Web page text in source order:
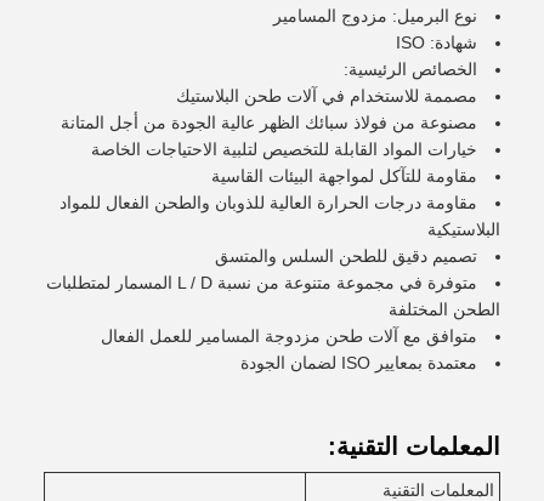
نوع البرميل: مزدوج المسامير
شهادة: ISO
الخصائص الرئيسية:
مصممة للاستخدام في آلات طحن البلاستيك
مصنوعة من فولاذ سبائك الظهر عالية الجودة من أجل المتانة
خيارات المواد القابلة للتخصيص لتلبية الاحتياجات الخاصة
مقاومة للتآكل لمواجهة البيئات القاسية
مقاومة درجات الحرارة العالية للذوبان والطحن الفعال للمواد
البلاستيكية
تصميم دقيق للطحن السلس والمتسق
متوفرة في مجموعة متنوعة من نسبة L / D المسمار لمتطلبات
الطحن المختلفة
متوافق مع آلات طحن مزدوجة المسامير للعمل الفعال
معتمدة بمعايير ISO لضمان الجودة
المعلمات التقنية:
المعلمات التقنية